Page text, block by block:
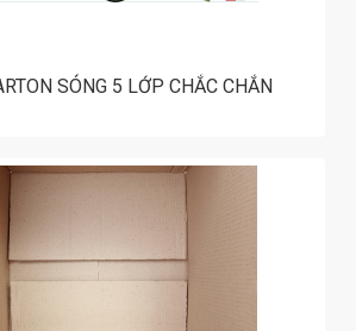
SÓNG 5 LỚP CHẮC CHẮN